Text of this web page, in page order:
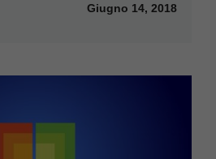
Giugno 14, 2018